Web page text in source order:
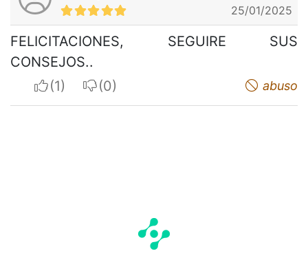
25/01/2025
FELICITACIONES, SEGUIRE SUS
CONSEJOS..
I apreciateI do not appreciate abuso